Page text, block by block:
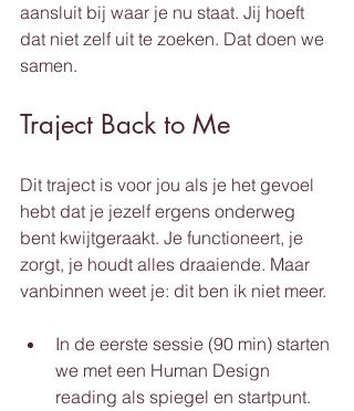
aansluit bij waar je nu staat. Jij hoeft
dat niet zelf uit te zoeken. Dat doen we
samen.
Traject Back to Me
Dit traject is voor jou als je het gevoel
hebt dat je jezelf ergens onderweg
bent kwijtgeraakt. Je functioneert, je
zorgt, je houdt alles draaiende. Maar
vanbinnen weet je: dit ben ik niet meer.
In de eerste sessie (90 min) starten
we met een Human Design
reading als spiegel en startpunt.